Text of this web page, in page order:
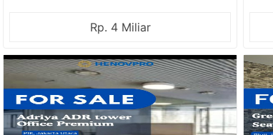
Rp. 4 Miliar